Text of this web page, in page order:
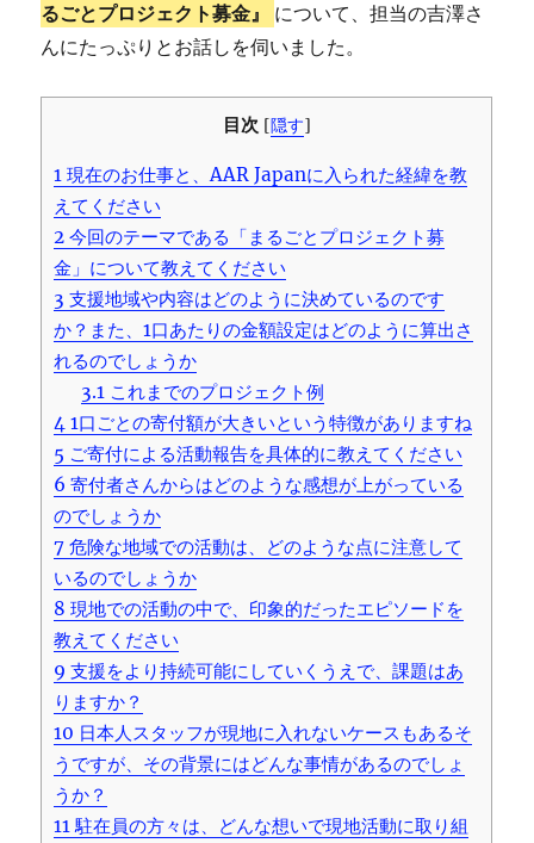
るごとプロジェクト募金』
について、担当の吉澤さ
んにたっぷりとお話しを伺いました。
目次 [隠す]
1 現在のお仕事と、AAR Japanに入られた経緯を教
えてください
2 今回のテーマである「まるごとプロジェクト募
金」について教えてください
3 支援地域や内容はどのように決めているのです
か？また、1口あたりの金額設定はどのように算出さ
れるのでしょうか
3.1 これまでのプロジェクト例
4 1口ごとの寄付額が大きいという特徴がありますね
5 ご寄付による活動報告を具体的に教えてください
6 寄付者さんからはどのような感想が上がっている
のでしょうか
7 危険な地域での活動は、どのような点に注意して
いるのでしょうか
8 現地での活動の中で、印象的だったエピソードを
教えてください
9 支援をより持続可能にしていくうえで、課題はあ
りますか？
10 日本人スタッフが現地に入れないケースもあるそ
うですが、その背景にはどんな事情があるのでしょ
うか？
11 駐在員の方々は、どんな想いで現地活動に取り組